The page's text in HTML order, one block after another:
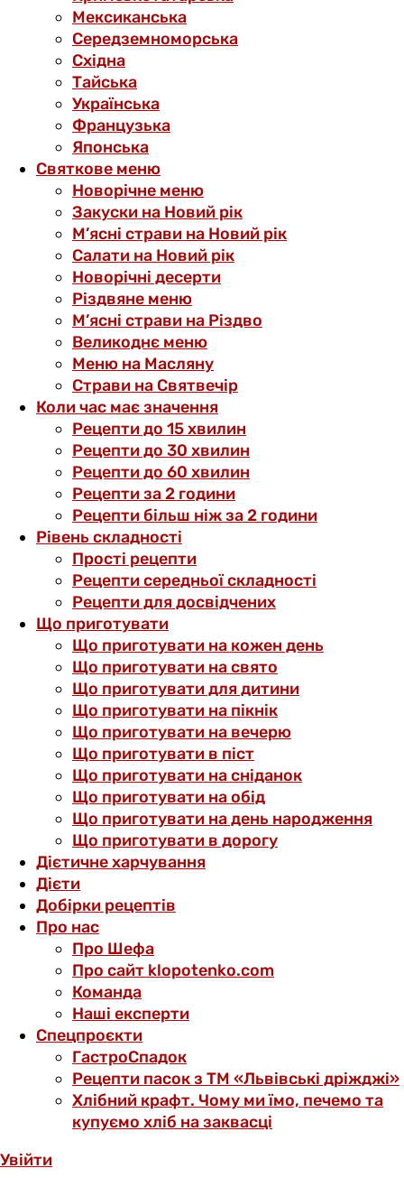
Мексиканська
Середземноморська
Східна
Тайська
Українська
Французька
Японська
Святкове меню
Новорічне меню
Закуски на Новий рік
М’ясні страви на Новий рік
Салати на Новий рік
Новорічні десерти
Різдвяне меню
М’ясні страви на Різдво
Великоднє меню
Меню на Масляну
Страви на Святвечір
Коли час має значення
Рецепти до 15 хвилин
Рецепти до 30 хвилин
Рецепти до 60 хвилин
Рецепти за 2 години
Рецепти більш ніж за 2 години
Рівень складності
Прості рецепти
Рецепти середньої складності
Рецепти для досвідчених
Що приготувати
Що приготувати на кожен день
Що приготувати на свято
Що приготувати для дитини
Що приготувати на пікнік
Що приготувати на вечерю
Що приготувати в піст
Що приготувати на сніданок
Що приготувати на обід
Що приготувати на день народження
Що приготувати в дорогу
Дієтичне харчування
Дієти
Добірки рецептів
Про нас
Про Шефа
Про сайт klopotenko.com
Команда
Наші експерти
Спецпроєкти
ГастроСпадок
Рецепти пасок з ТМ «Львівські дріжджі»
Хлібний крафт. Чому ми їмо, печемо та
купуємо хліб на заквасці
Увійти